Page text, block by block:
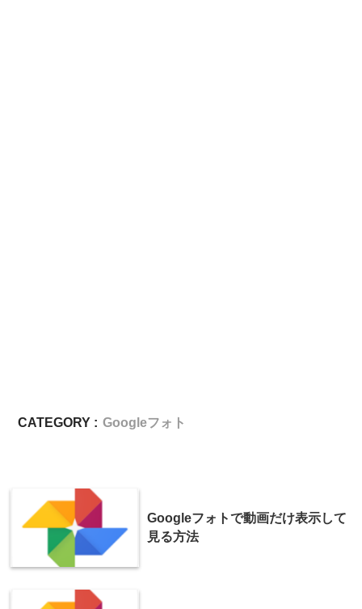
CATEGORY : Googleフォト
Googleフォトで動画だけ表示して
見る方法